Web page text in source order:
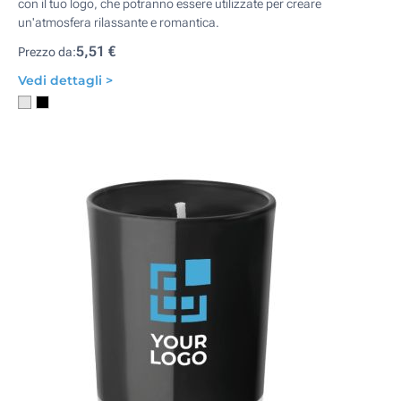
con il tuo logo, che potranno essere utilizzate per creare
un'atmosfera rilassante e romantica.
Prezzo da:5,51 €
Vedi dettagli >